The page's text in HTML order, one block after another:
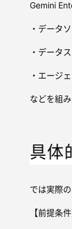
Gemini
・データ
・データ
・エージ
などを組
具体
では実際
【前提条件